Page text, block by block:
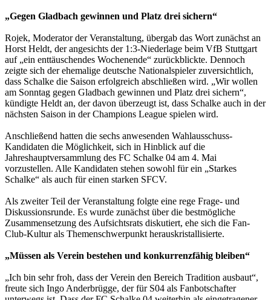
„Gegen Gladbach gewinnen und Platz drei sichern“
Rojek, Moderator der Veranstaltung, übergab das Wort zunächst an
Horst Heldt, der angesichts der 1:3-Niederlage beim VfB Stuttgart
auf „ein enttäuschendes Wochenende“ zurückblickte. Dennoch
zeigte sich der ehemalige deutsche Nationalspieler zuversichtlich,
dass Schalke die Saison erfolgreich abschließen wird. „Wir wollen
am Sonntag gegen Gladbach gewinnen und Platz drei sichern“,
kündigte Heldt an, der davon überzeugt ist, dass Schalke auch in der
nächsten Saison in der Champions League spielen wird.
Anschließend hatten die sechs anwesenden Wahlausschuss-
Kandidaten die Möglichkeit, sich in Hinblick auf die
Jahreshauptversammlung des FC Schalke 04 am 4. Mai
vorzustellen. Alle Kandidaten stehen sowohl für ein „Starkes
Schalke“ als auch für einen starken SFCV.
Als zweiter Teil der Veranstaltung folgte eine rege Frage- und
Diskussionsrunde. Es wurde zunächst über die bestmögliche
Zusammensetzung des Aufsichtsrats diskutiert, ehe sich die Fan-
Club-Kultur als Themenschwerpunkt herauskristallisierte.
„Müssen als Verein bestehen und konkurrenzfähig bleiben“
„Ich bin sehr froh, dass der Verein den Bereich Tradition ausbaut“,
freute sich Ingo Anderbrügge, der für S04 als Fanbotschafter